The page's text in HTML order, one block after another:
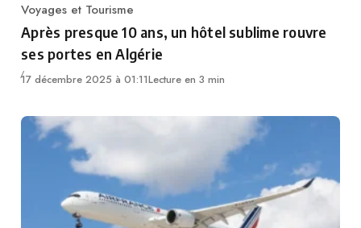
Category
Voyages et Tourisme
Après presque 10 ans, un hôtel sublime rouvre
ses portes en Algérie
17 décembre 2025 à 01:11Lecture en 3 min